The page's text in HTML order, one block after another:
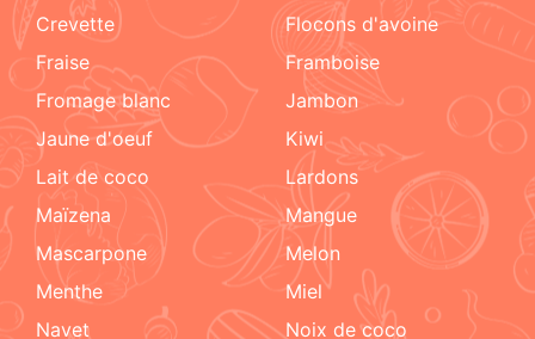
crevette
flocons d'avoine
fraise
framboise
fromage blanc
jambon
jaune d'oeuf
kiwi
lait de coco
lardons
maïzena
mangue
mascarpone
melon
menthe
miel
navet
noix de coco